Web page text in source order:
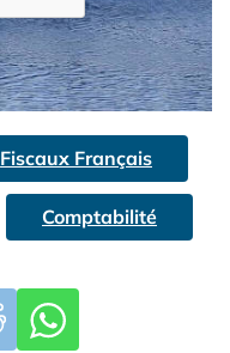
Fiscaux Français
Comptabilité